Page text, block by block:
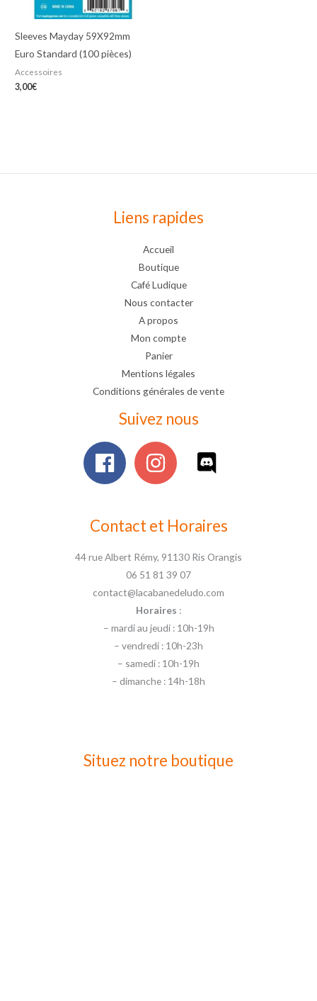
Sleeves Mayday 59X92mm
Euro Standard (100 pièces)
Accessoires
3,00€
Liens rapides
Accueil
Boutique
Café Ludique
Nous contacter
A propos
Mon compte
Panier
Mentions légales
Conditions générales de vente
Suivez nous
Contact et Horaires
44 rue Albert Rémy, 91130 Ris Orangis
06 51 81 39 07
contact@lacabanedeludo.com
Horaires :
– mardi au jeudi : 10h-19h
– vendredi : 10h-23h
– samedi : 10h-19h
– dimanche : 14h-18h
Situez notre boutique